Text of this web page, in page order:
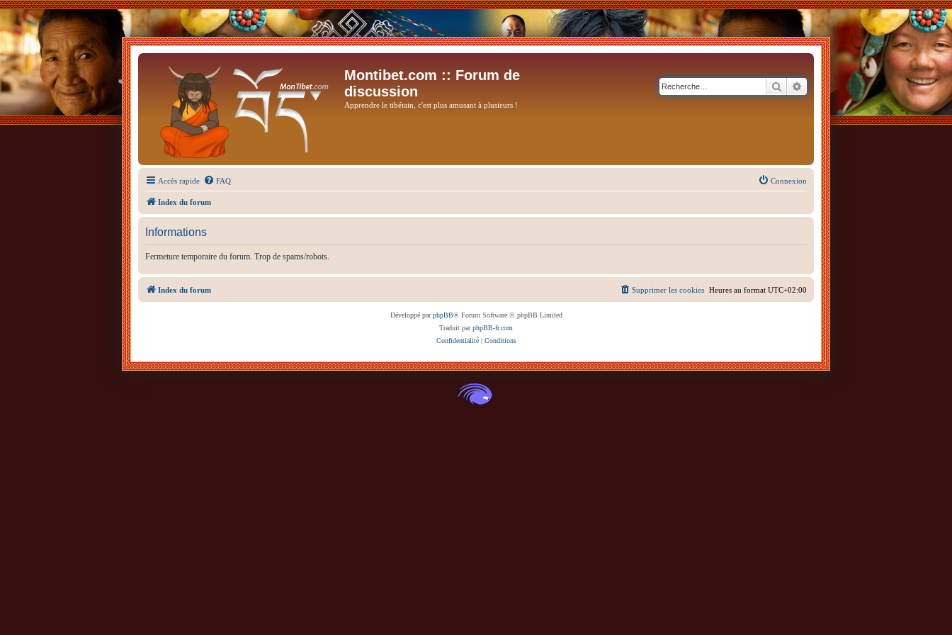
Montibet.com :: Forum de
discussion
Apprendre le tibétain, c'est plus amusant à plusieurs !
RechercherRecherche avancée
Accès rapide FAQ Connexion
Index du forum
Informations
Fermeture temporaire du forum. Trop de spams/robots.
Index du forum Heures au format UTC+02:00
Supprimer les cookies
Développé parphpBB® Forum Software © phpBB Limited
Traduit parphpBB-fr.com
Confidentialité| Conditions